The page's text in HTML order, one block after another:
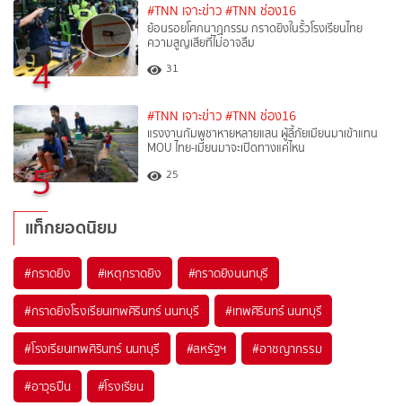
4
#TNN เจาะข่าว #TNN ช่อง16
ย้อนรอยโศกนาฏกรรม กราดยิงในรั้วโรงเรียนไทย
ความสูญเสียที่ไม่อาจลืม
31
5
#TNN เจาะข่าว #TNN ช่อง16
แรงงานกัมพูชาหายหลายแสน ผู้ลี้ภัยเมียนมาเข้าแทน
MOU ไทย-เมียนมาจะเปิดทางแค่ไหน
25
แท็กยอดนิยม
#กราดยิง #เหตุกราดยิง #กราดยิงนนทบุรี
#กราดยิงโรงเรียนเทพศิรินทร์ นนทบุรี #เทพศิรินทร์ นนทบุรี
#โรงเรียนเทพศิรินทร์ นนทบุรี #สหรัฐฯ #อาชญากรรม
#อาวุธปืน #โรงเรียน